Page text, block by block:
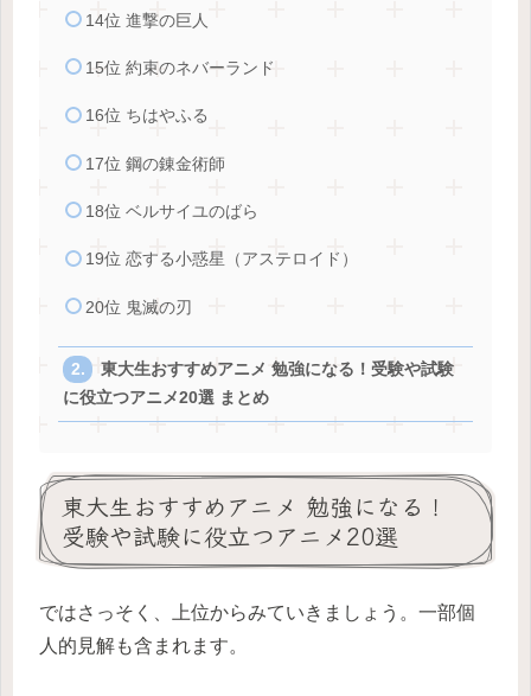
14位 進撃の巨人
15位 約束のネバーランド
16位 ちはやふる
17位 鋼の錬金術師
18位 ベルサイユのばら
19位 恋する小惑星（アステロイド）
20位 鬼滅の刃
東大生おすすめアニメ 勉強になる！受験や試験
に役立つアニメ20選 まとめ
東大生おすすめアニメ 勉強になる！
受験や試験に役立つアニメ20選
ではさっそく、上位からみていきましょう。一部個
人的見解も含まれます。